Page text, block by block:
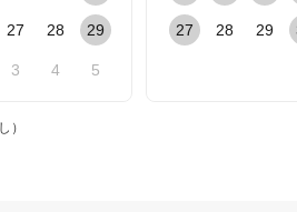
27 28 29
3 4 5
27 28 29
）